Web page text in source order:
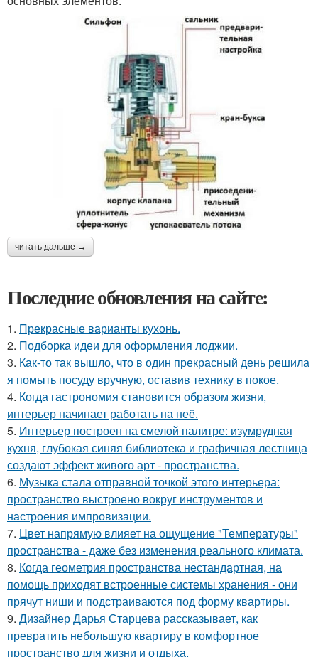
читать дальше →
Последние обновления на сайте:
1. Прекрасные варианты кухонь.
2. Подборка идеи для оформления лоджии.
3. Как-то так вышло, что в один прекрасный день решила
я помыть посуду вручную, оставив технику в покое.
4. Когда гастрономия становится образом жизни,
интерьер начинает работать на неё.
5. Интерьер построен на смелой палитре: изумрудная
кухня, глубокая синяя библиотека и графичная лестница
создают эффект живого арт - пространства.
6. Музыка стала отправной точкой этого интерьера:
пространство выстроено вокруг инструментов и
настроения импровизации.
7. Цвет напрямую влияет на ощущение "Температуры"
пространства - даже без изменения реального климата.
8. Когда геометрия пространства нестандартная, на
помощь приходят встроенные системы хранения - они
прячут ниши и подстраиваются под форму квартиры.
9. Дизайнер Дарья Старцева рассказывает, как
превратить небольшую квартиру в комфортное
пространство для жизни и отдыха.